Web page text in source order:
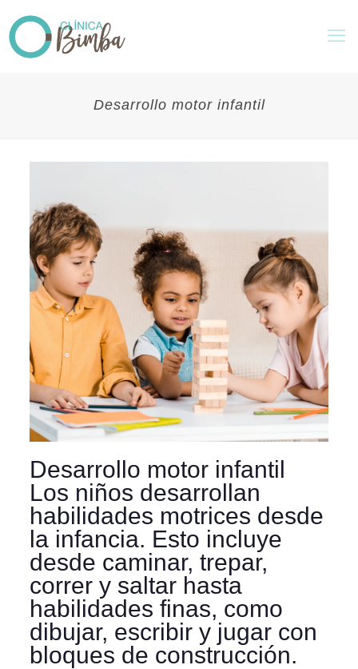
Desarrollo motor infantil
Desarrollo motor infantil
Los niños desarrollan
habilidades motrices desde
la infancia. Esto incluye
desde caminar, trepar,
correr y saltar hasta
habilidades finas, como
dibujar, escribir y jugar con
bloques de construcción.